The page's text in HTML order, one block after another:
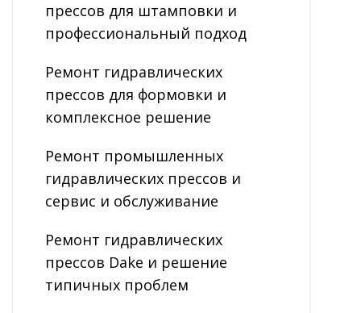
прессов для штамповки и
профессиональный подход
Ремонт гидравлических
прессов для формовки и
комплексное решение
Ремонт промышленных
гидравлических прессов и
сервис и обслуживание
Ремонт гидравлических
прессов Dake и решение
типичных проблем